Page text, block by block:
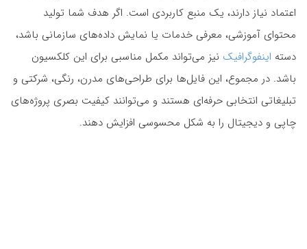
اعتماد نیاز دارند، یک منبع کاربردی است. اگر هدف شما تولید
محتوای آموزشی، معرفی خدمات یا نمایش داده‌های سازمانی باشد،
دسته اینفوگرافیک نیز می‌تواند مکمل مناسبی برای این کلکسیون
باشد. در مجموع، این فایل‌ها برای طراحی‌های مدرن، رنگی، شرکتی و
تبلیغاتی انتخابی حرفه‌ای هستند و می‌توانند کیفیت بصری پروژه‌های
چاپی و دیجیتال را به شکل محسوسی افزایش دهند.